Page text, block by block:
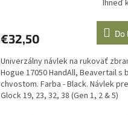
Ihneď
€32,50 Do
Univerzálny návlek na rukoväť
Hogue 17050 HandAll, Beavertail s
chvostom. Farba - Black. Návlek
Glock 19, 23, 32, 38 (Gen 1, 2 & 5)